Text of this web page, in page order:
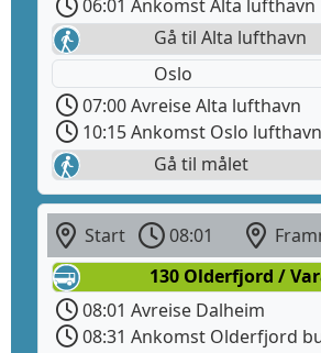
06:01 Ankomst Alta lufthavn
Gå til Alta lufthavn
Oslo
07:00 Avreise Alta lufthavn
10:15 Ankomst Oslo lufthavn
Gå til målet
Start 08:01
130 Olderfjord /
08:01 Avreise Dalheim
08:31 Ankomst Olderfjord